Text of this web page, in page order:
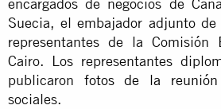
Suecia, el embajador adjunto
representantes de la Comisión
Cairo. Los representantes
publicaron fotos de la reunión
sociales.